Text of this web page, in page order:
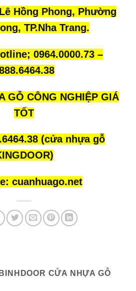
Hồng Phong, Phường
TP.Nha Trang.
0964.0000.73 –
GỖ CÔNG NGHIỆP GIÁ
TỐT
(cửa nhựa gỗ
cuanhuago.net
CỬA NHỰA GỖ